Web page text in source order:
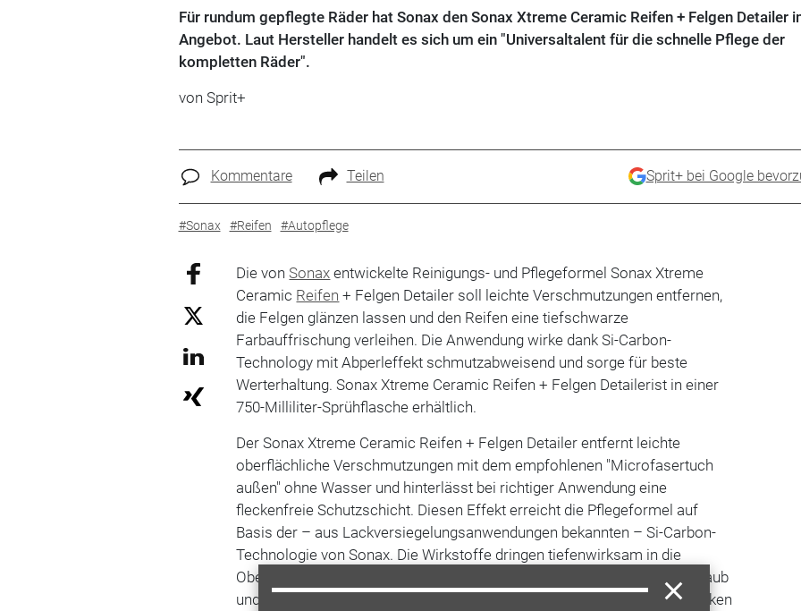
Für rundum gepflegte Räder hat Sonax den Sonax Xtreme Ceramic Reifen + Felgen Detailer
Angebot. Laut Hersteller handelt es sich um ein "Universaltalent für die schnelle Pflege der
kompletten Räder".
von Sprit+
Kommentare Teilen Sprit+ bei Google
#Sonax #Reifen #Autopflege
Die von Sonax entwickelte Reinigungs- und Pflegeformel Sonax Xtreme
Ceramic Reifen + Felgen Detailer soll leichte Verschmutzungen entfernen,
die Felgen glänzen lassen und den Reifen eine tiefschwarze
Farbauffrischung verleihen. Die Anwendung wirke dank Si-Carbon-
Technology mit Abperleffekt schmutzabweisend und sorge für beste
Werterhaltung. Sonax Xtreme Ceramic Reifen + Felgen Detailerist in einer
750-Milliliter-Sprühflasche erhältlich.
Der Sonax Xtreme Ceramic Reifen + Felgen Detailer entfernt leichte
oberflächliche Verschmutzungen mit dem empfohlenen "Microfasertuch
außen" ohne Wasser und hinterlässt bei richtiger Anwendung eine
fleckenfreie Schutzschicht. Diesen Effekt erreicht die Pflegeformel auf
Basis der – aus Lackversiegelungsanwendungen bekannten – Si-Carbon-
Technologie von Sonax. Die Wirkstoffe dringen tiefenwirksam in die
Oberflächen ein und erzeugen einen Schutzschild gegen Salze, Bremsstaub
und Straßenschmutz. Dabei erhalte die Gummioberfläche der Reifenflanken